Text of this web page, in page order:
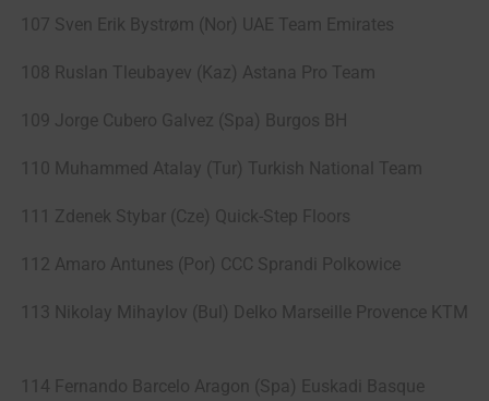
107 Sven Erik Bystrøm (Nor) UAE Team Emirates
108 Ruslan Tleubayev (Kaz) Astana Pro Team
109 Jorge Cubero Galvez (Spa) Burgos BH
110 Muhammed Atalay (Tur) Turkish National Team
111 Zdenek Stybar (Cze) Quick-Step Floors
112 Amaro Antunes (Por) CCC Sprandi Polkowice
113 Nikolay Mihaylov (Bul) Delko Marseille Provence KTM
114 Fernando Barcelo Aragon (Spa) Euskadi Basque